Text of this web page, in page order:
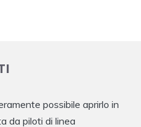
possibile aprirlo in
da piloti di linea